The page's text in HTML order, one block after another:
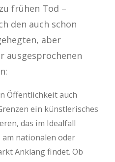
frühen Tod –
den auch schon
aber
ausgesprochenen
Öffentlichkeit auch
ein künstlerisches
das im Idealfall
nationalen oder
Anklang findet. Ob